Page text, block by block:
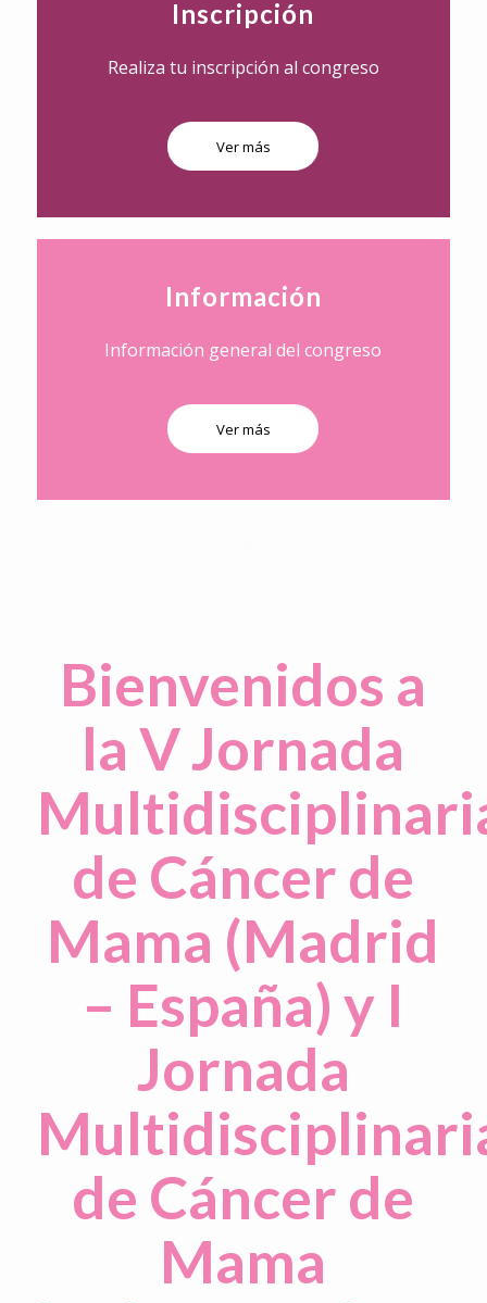
Inscripción
Realiza tu inscripción al congreso
Ver más
Información
Información general del congreso
Ver más
Bienvenidos a
la V Jornada
de Cáncer de
Mama (Madrid
– España) y I
Jornada
de Cáncer de
Mama